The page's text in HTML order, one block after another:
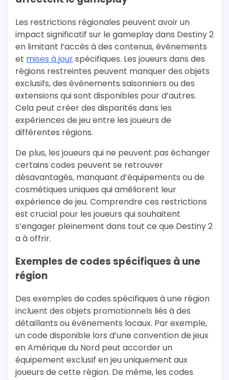
Les restrictions régionales peuvent avoir un
impact significatif sur le gameplay dans Destiny 2
en limitant l’accès à des contenus, événements
et mises à jourspécifiques. Les joueurs dans des
régions restreintes peuvent manquer des objets
exclusifs, des événements saisonniers ou des
extensions qui sont disponibles pour d’autres.
Cela peut créer des disparités dans les
expériences de jeu entre les joueurs de
différentes régions.
De plus, les joueurs qui ne peuvent pas échanger
certains codes peuvent se retrouver
désavantagés, manquant d’équipements ou de
cosmétiques uniques qui améliorent leur
expérience de jeu. Comprendre ces restrictions
est crucial pour les joueurs qui souhaitent
s’engager pleinement dans tout ce que Destiny 2
a à offrir.
Exemples de codes spécifiques à une
région
Des exemples de codes spécifiques à une région
incluent des objets promotionnels liés à des
détaillants ou événements locaux. Par exemple,
un code disponible lors d’une convention de jeux
en Amérique du Nord peut accorder un
équipement exclusif en jeu uniquement aux
joueurs de cette région. De même, les codes